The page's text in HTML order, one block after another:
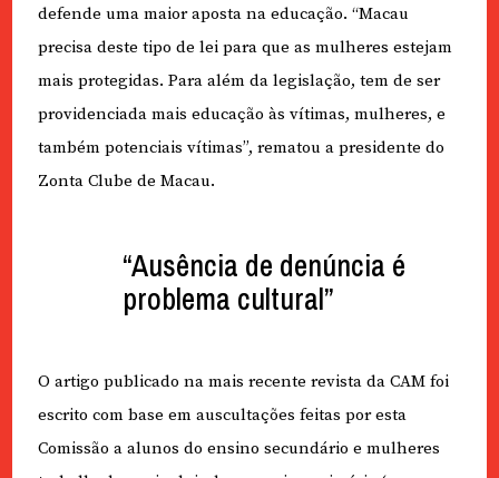
defende uma maior aposta na educação. “Macau
precisa deste tipo de lei para que as mulheres estejam
mais protegidas. Para além da legislação, tem de ser
providenciada mais educação às vítimas, mulheres, e
também potenciais vítimas”, rematou a presidente do
Zonta Clube de Macau.
“Ausência de denúncia é
problema cultural”
O artigo publicado na mais recente revista da CAM foi
escrito com base em auscultações feitas por esta
Comissão a alunos do ensino secundário e mulheres